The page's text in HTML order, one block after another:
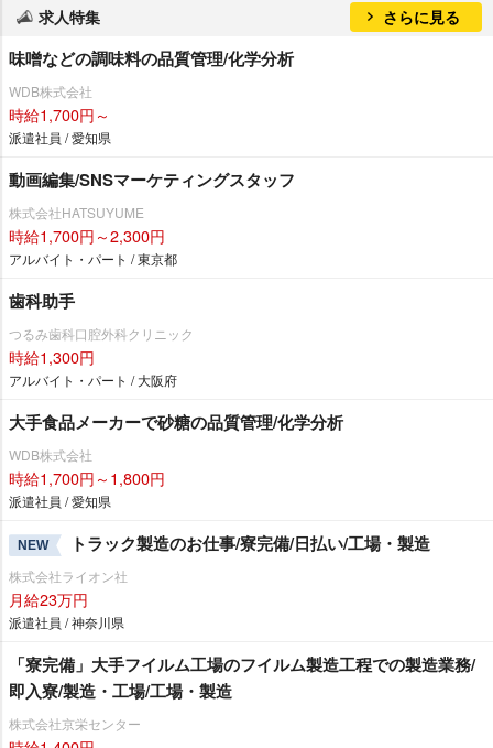
求人特集 さらに見る
味噌などの調味料の品質管理/化学分析
WDB株式会社
時給1,700円～
派遣社員 / 愛知県
動画編集/SNSマーケティングスタッフ
株式会社HATSUYUME
時給1,700円～2,300円
アルバイト・パート / 東京都
歯科助手
つるみ歯科口腔外科クリニック
時給1,300円
アルバイト・パート / 大阪府
大手食品メーカーで砂糖の品質管理/化学分析
WDB株式会社
時給1,700円～1,800円
派遣社員 / 愛知県
NEW トラック製造のお仕事/寮完備/日払い/工場・製造
株式会社ライオン社
月給23万円
派遣社員 / 神奈川県
「寮完備」大手フイルム工場のフイルム製造工程での製造業務/
即入寮/製造・工場/工場・製造
株式会社京栄センター